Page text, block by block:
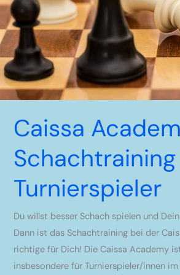
Caissa
Turnierspieler
Du willst besser Schach spielen und
Dann ist das Schachtraining bei der
richtige für Dich! Die Caissa Academy
insbesondere für Turnierspieler/innen